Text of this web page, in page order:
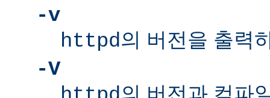
-v
httpd의 버전을 출력
-V
의 버전과 컴파